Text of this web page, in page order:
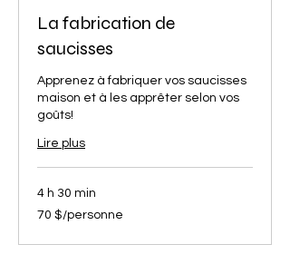
La fabrication de
saucisses
Apprenez à fabriquer vos saucisses
maison et à les apprêter selon vos
goûts!
Lire plus
4 h 30 min
70
$/personne
70 $/personne